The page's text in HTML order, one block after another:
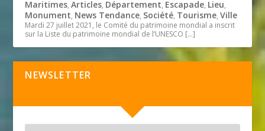
Maritimes,Articles, Département, Escapade, Lieu,
Monument, News Tendance, Société, Tourisme,Ville
Mardi 27 juillet 2021, le Comité du patrimoine mondial a inscrit
sur la Liste du patrimoine mondial de l’UNESCO […]
NEWSLETTER